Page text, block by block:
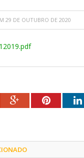
29 DE OUTUBRO DE 2020
Google+Pinterest